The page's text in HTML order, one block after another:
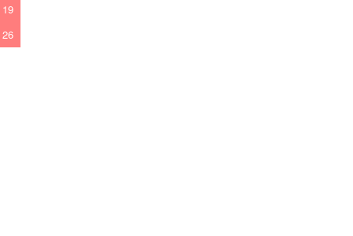
19
26